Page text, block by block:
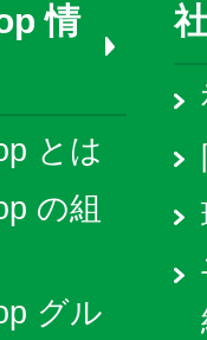
情
とは
の組
グル